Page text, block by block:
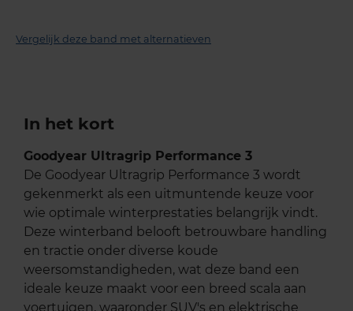
Vergelijk deze band met alternatieven
In het kort
Goodyear Ultragrip Performance 3
De Goodyear Ultragrip Performance 3 wordt
gekenmerkt als een uitmuntende keuze voor
wie optimale winterprestaties belangrijk vindt.
Deze winterband belooft betrouwbare handling
en tractie onder diverse koude
weersomstandigheden, wat deze band een
ideale keuze maakt voor een breed scala aan
voertuigen, waaronder SUV's en elektrische